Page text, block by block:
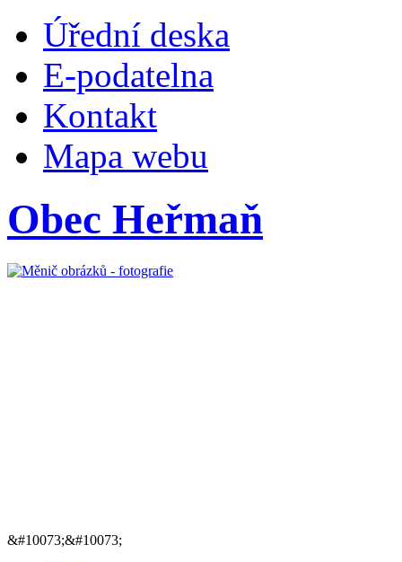
Úřední deska
E-podatelna
Kontakt
Mapa webu
Obec Heřmaň
&#10073;&#10073;